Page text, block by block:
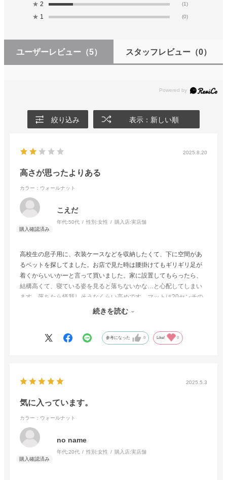
★ 2 (1)
★ 1 (0)
ユーザーレビュー （5） スタッフレビュー（0）
絞り込み 表示：新しい順
2025.8.20
高さが思ったよりある
カラー：ウォールナット
こえだ
年代:50代 性別:女性 購入店:実店舗
高校生の息子用に、衣装ケースなどを収納したくて、下に空間があ
るベットを探してました。お店で見た時は腰掛けてもギリギリ足が
着くからいいかーと言って買いました。家に設置してもらったら、
結構高くて、寝ている姿を見ると落ちないかな…と心配してしまい
ます。落ちたら怪我しそうなくらい高めです。マットは20センチの
続きを読む
参考になった 0 Like! 0
2025.5.3
気に入っています。
カラー：ウォールナット
no name
年代:20代 性別:女性 購入店:実店舗